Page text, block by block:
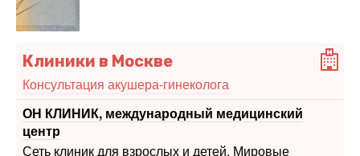
Клиники в Москве
Консультация акушера-гинеколога
ОН КЛИНИК, международный медицинский
центр
стандарты диагностики и лечения
8 филиалов